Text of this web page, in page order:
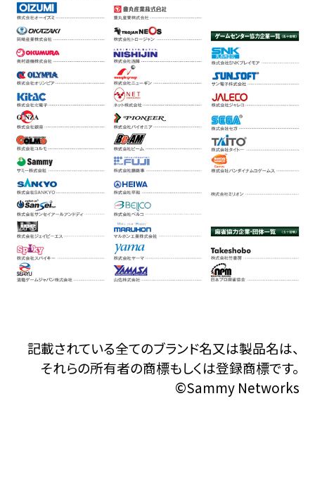
記載されている全てのブランド名又は製品名は、
それらの所有者の商標もしくは登録商標です。
©Sammy Networks